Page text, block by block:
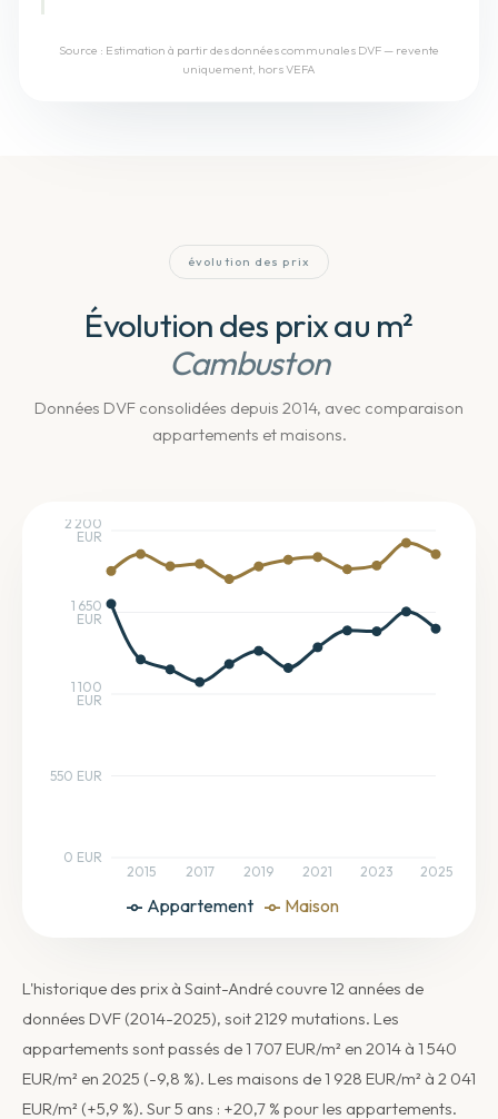
Source : Estimation à partir des données communales DVF — revente
uniquement, hors VEFA
évolution des prix
Évolution des prix au m²
Cambuston
Données DVF consolidées depuis 2014, avec comparaison
appartements et maisons.
Appartement Maison
2015 2017 2019 2021 2023 2025
0 EUR
550 EUR
1 100
EUR
1 650
EUR
2 200
EUR
L'historique des prix à Saint-André couvre 12 années de
données DVF (2014-2025), soit 2129 mutations. Les
appartements sont passés de 1 707 EUR/m² en 2014 à 1 540
EUR/m² en 2025 (-9,8 %). Les maisons de 1 928 EUR/m² à 2 041
EUR/m² (+5,9 %). Sur 5 ans : +20,7 % pour les appartements.